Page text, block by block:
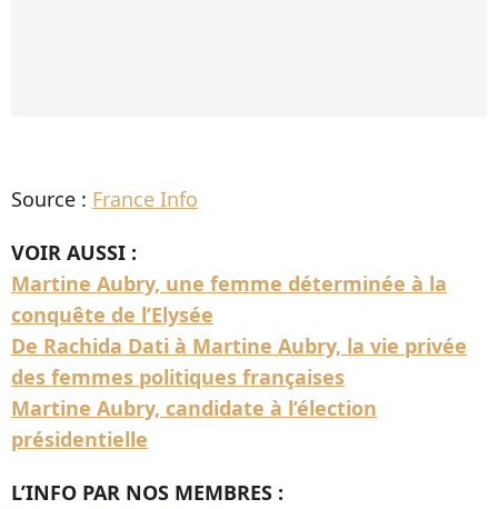
Source : France Info
VOIR AUSSI :
Martine Aubry, une femme déterminée à la
conquête de l’Elysée
De Rachida Dati à Martine Aubry, la vie privée
des femmes politiques françaises
Martine Aubry, candidate à l’élection
présidentielle
L’INFO PAR NOS MEMBRES :